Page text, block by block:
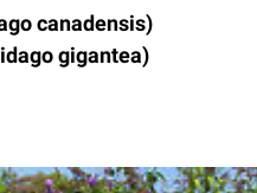
canadensis)
gigantea)